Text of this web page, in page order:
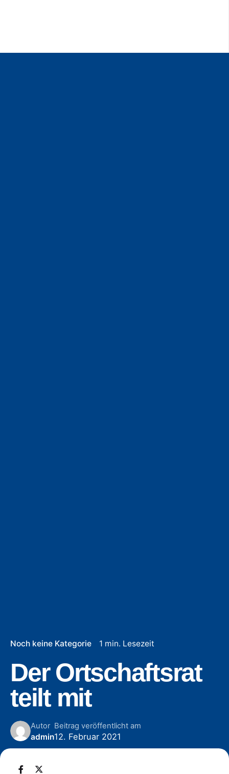
Noch keine Kategorie 1 min. Lesezeit
Der Ortschaftsrat
teilt mit
Autor
admin
Beitrag veröffentlicht am
12. Februar 2021